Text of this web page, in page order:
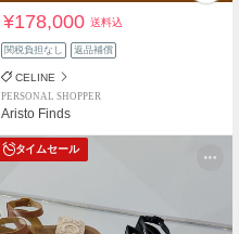
¥178,000送料込
関税負担なし 返品補償
CELINE
PERSONAL SHOPPER
Aristo Finds
タイムセール